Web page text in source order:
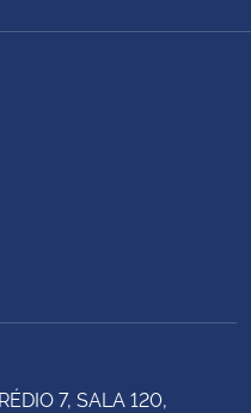
7, SALA 120,